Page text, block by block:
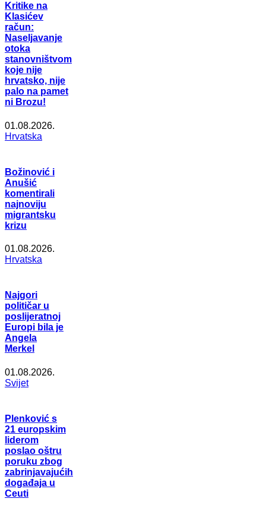
Kritike na
Klasićev
račun:
Naseljavanje
otoka
stanovništvom
koje nije
hrvatsko, nije
palo na pamet
ni Brozu!
01.08.2026.
Hrvatska
Božinović i
Anušić
komentirali
najnoviju
migrantsku
krizu
01.08.2026.
Hrvatska
Najgori
političar u
poslijeratnoj
Europi bila je
Angela
Merkel
01.08.2026.
Svijet
Plenković s
21 europskim
liderom
poslao oštru
poruku zbog
zabrinjavajućih
događaja u
Ceuti